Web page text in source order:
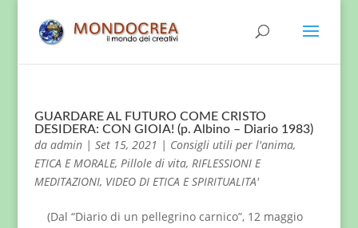
GUARDARE AL FUTURO COME CRISTO
DESIDERA: CON GIOIA! (p. Albino – Diario 1983)
da admin| Set 15, 2021 | Consigli utili per l'anima,
ETICA E MORALE, Pillole di vita, RIFLESSIONI E
MEDITAZIONI, VIDEO DI ETICA E SPIRITUALITA'
(Dal “Diario di un pellegrino carnico”, 12 maggio